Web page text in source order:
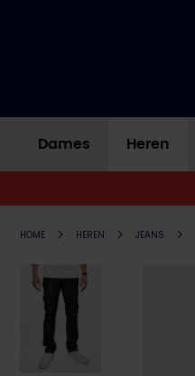
Dames Heren
HOME HEREN JEANS